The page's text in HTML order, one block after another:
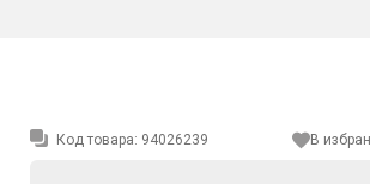
Код товара: 94026239 В